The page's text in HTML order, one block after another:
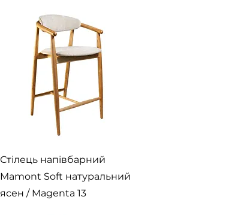
Швидкий перегляд
Стілець напівбарний
Mamont Soft натуральний
ясен / Magenta 13